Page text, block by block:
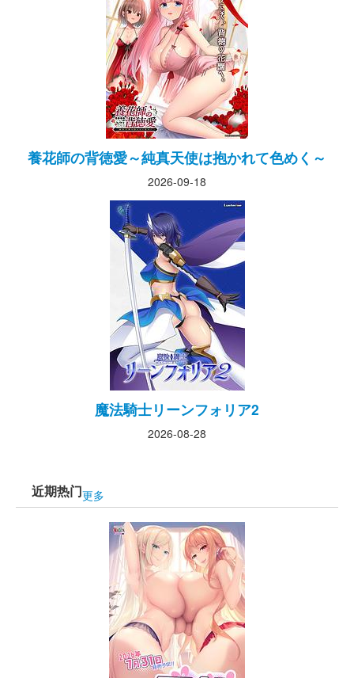
養花師の背徳愛～純真天使は抱かれて色めく～
2026-09-18
魔法騎士リーンフォリア2
2026-08-28
近期热门更多